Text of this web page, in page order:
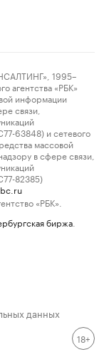
1995–
агентства «РБК»
информации
связи,
63848) и сетевого
массовой
в сфере связи,
82385)
«РБК».
биржа
данных
18+